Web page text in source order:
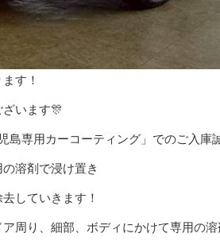
す！
います🎊
島専用カーコーティング」でのご入庫
溶剤で浸け置き
していきます！
周り、細部、ボディにかけて専用の